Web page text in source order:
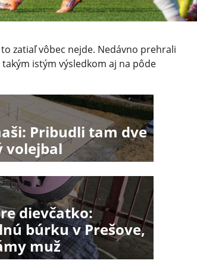
zatiaľ vôbec nejde. Nedávno prehrali
istým výsledkom aj na pôde
Pribudli tam dve
volejbal
dievčatko:
búrku v Prešove,
muž